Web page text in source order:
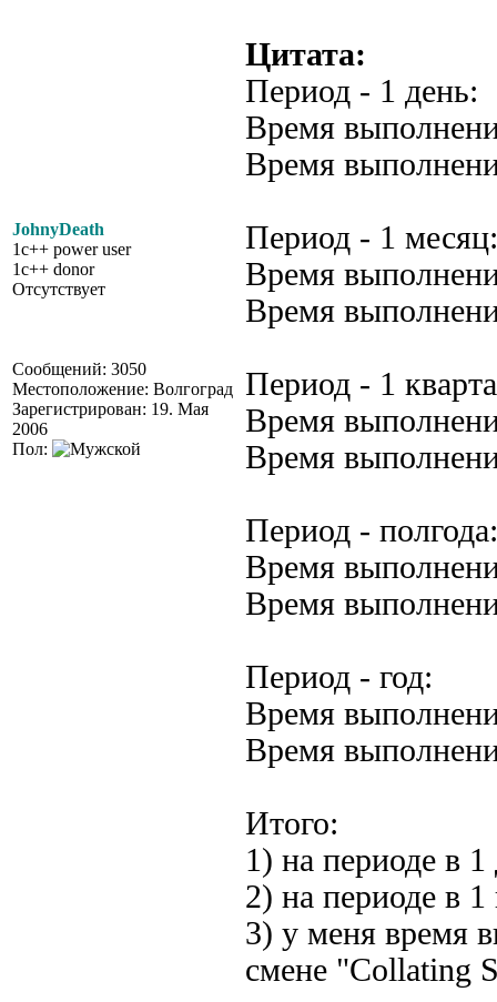
JohnyDeath
1c++ power user
1c++ donor
Отсутствует
Сообщений: 3050
Местоположение: Волгоград
Зарегистрирован: 19. Мая
2006
Пол:
Цитата:
Период - 1 день:
Время
Время
Период - 1 месяц:
Время
Время
Период - 1
Время
Время
Период - полгода:
Время
Время
Период - год:
Время
Время
Итого:
1) на периоде в 1
2) на периоде в
3) у меня время
смене "Collating